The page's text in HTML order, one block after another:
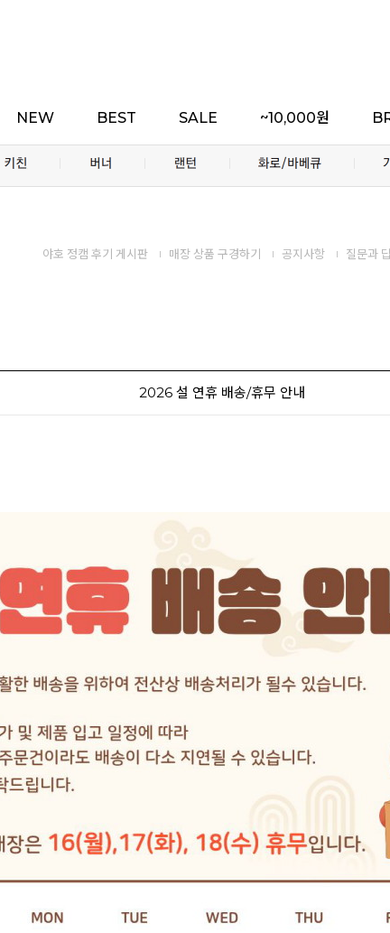
NEW BEST SALE ~10,000원
야호 정캠 후기 게시판 매장 상품 구경하기 공지사항 질문과
2026 설 연휴 배송/휴무 안내